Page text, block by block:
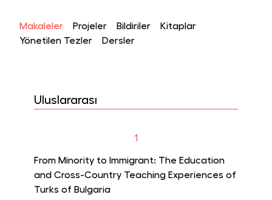
Makaleler Projeler Bildiriler
Kitaplar
Yönetilen Tezler
Dersler
Uluslararası
1
From Minority to Immigrant: The Education
and Cross-Country Teaching Experiences of
Turks of Bulgaria